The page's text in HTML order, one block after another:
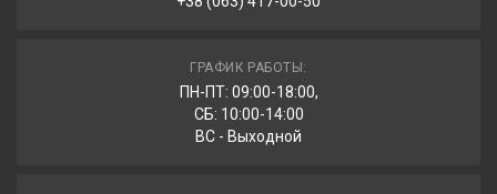
ГРАФИК РАБОТЫ:
ПН-ПТ: 09:00-18:00,
СБ: 10:00-14:00
ВС - Выходной